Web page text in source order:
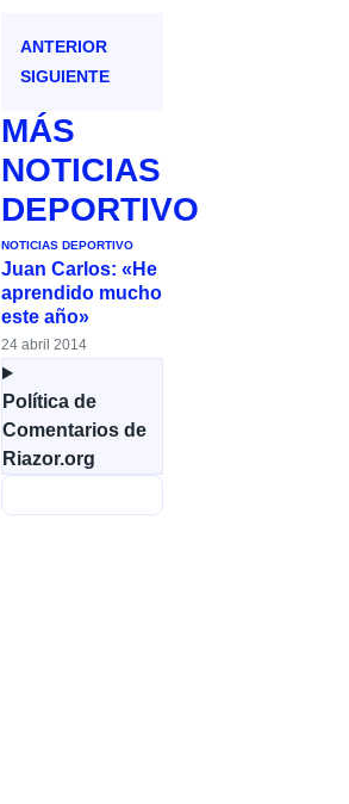
ANTERIOR
SIGUIENTE
MÁS
NOTICIAS
DEPORTIVO
NOTICIAS DEPORTIVO
Juan Carlos: «He
aprendido mucho
este año»
24 abril 2014
Política de
Comentarios de
Riazor.org